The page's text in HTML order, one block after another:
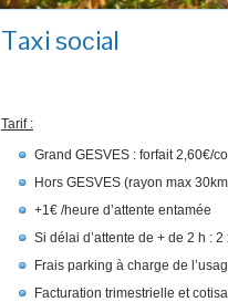
Taxi social
Tarif :
Grand GESVES : forfait 2,60€/
Hors GESVES (rayon max
+1€ /heure d’attente entamée
Si délai d’attente de + de 2 h : 2
Frais parking à charge de
Facturation trimestrielle et